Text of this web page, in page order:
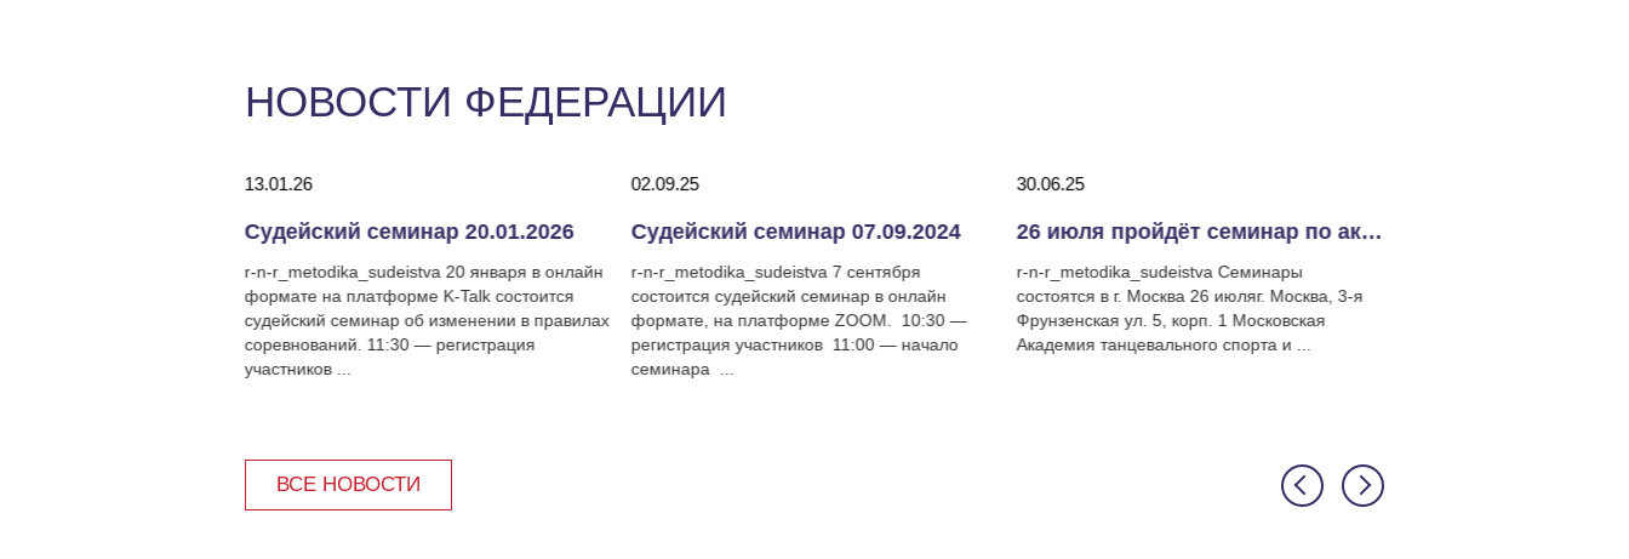
НОВОСТИ ФЕДЕРАЦИИ
13.01.26
Судейский семинар 20.01.2026
r-n-r_metodika_sudeistva 20 января в онлайн
формате на платформе K-Talk состоится
судейский семинар об изменении в правилах
соревнований. 11:30 — регистрация
участников ...
02.09.25
Судейский семинар 07.09.2024
r-n-r_metodika_sudeistva 7 сентября
состоится судейский семинар в онлайн
формате, на платформе ZOOM. 10:30 —
регистрация участников 11:00 — начало
семинара ...
30.06.25
26 июля пройдёт семинар по акро-свингу
r-n-r_metodika_sudeistva Семинары
состоятся в г. Москва 26 июляг. Москва, 3-я
Фрунзенская ул. 5, корп. 1 Московская
Академия танцевального спорта и ...
ВСЕ НОВОСТИ